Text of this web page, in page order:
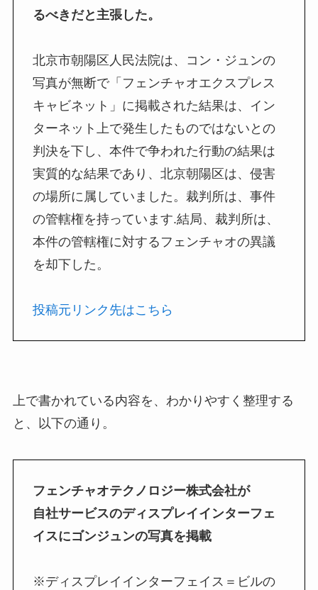
るべきだと主張した。
北京市朝陽区人民法院は、コン・ジュンの
写真が無断で「フェンチャオエクスプレス
キャビネット」に掲載された結果は、イン
ターネット上で発生したものではないとの
判決を下し、本件で争われた行動の結果は
実質的な結果であり、北京朝陽区は、侵害
の場所に属していました。裁判所は、事件
の管轄権を持っています.結局、裁判所は、
本件の管轄権に対するフェンチャオの異議
を却下した。
投稿元リンク先はこちら
上で書かれている内容を、わかりやすく整理する
と、以下の通り。
フェンチャオテクノロジー株式会社が
自社サービスのディスプレイインターフェ
イスにゴンジュンの写真を掲載
※ディスプレイインターフェイス＝ビルの